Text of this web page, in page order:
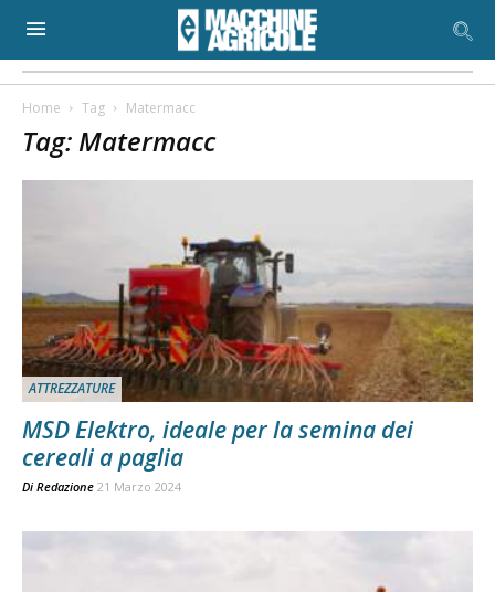
Home Tag Matermacc
Tag: Matermacc
ATTREZZATURE
MSD Elektro, ideale per la semina dei
cereali a paglia
Di Redazione 21 Marzo 2024